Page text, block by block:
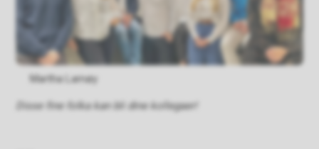
Disse fine folka kan bli dine kollegaer!
Martha Lamøy